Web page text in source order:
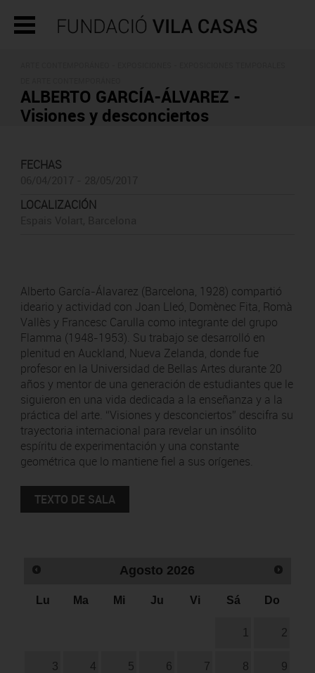
ALBERTO GARCÍA-ÁLVAREZ -
Visiones y desconciertos
FECHAS
LOCALIZACIÓN
Alberto García-Álavarez (Barcelona, 1928) compartió
ideario y actividad con Joan Lleó, Domènec Fita, Romà
Vallès y Francesc Carulla como integrante del grupo
Flamma (1948-1953). Su trabajo se desarrolló en
plenitud en Auckland, Nueva Zelanda, donde fue
profesor en la Universidad de Bellas Artes durante 20
años y mentor de una generación de estudiantes que le
siguieron en una vida dedicada a la enseñanza y a la
práctica del arte. “Visiones y desconciertos” descifra su
trayectoria internacional para revelar un insólito
espíritu de experimentación y una constante
geométrica que lo mantiene fiel a sus orígenes.
TEXTO DE SALA
Agosto 2026
Lu Ma Mi Ju Vi Sá Do
1 2
3 4 5 6 7 8 9